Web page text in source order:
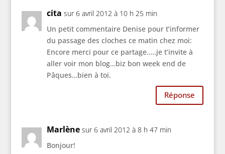
cita sur 6 avril 2012 à 10 h 25 min
Un petit commentaire Denise pour t’informer
du passage des cloches ce matin chez moi:
Encore merci pour ce partage…..je t’invite à
aller voir mon blog…biz bon week end de
Pâques…bien à toi.
Réponse
Marlène sur 6 avril 2012 à 8 h 47 min
Bonjour!